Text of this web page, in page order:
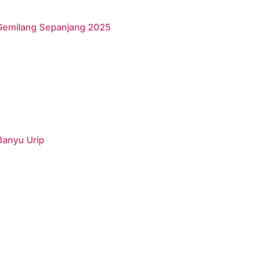
Sepanjang 2025
Urip